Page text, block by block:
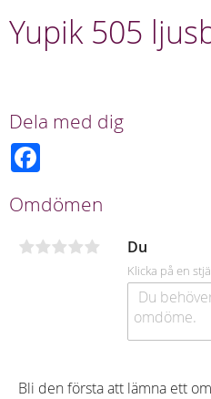
Yupik 505
Dela med dig
b
o
k
Omdömen
Du
Klicka på en
Bli den första att lämna ett